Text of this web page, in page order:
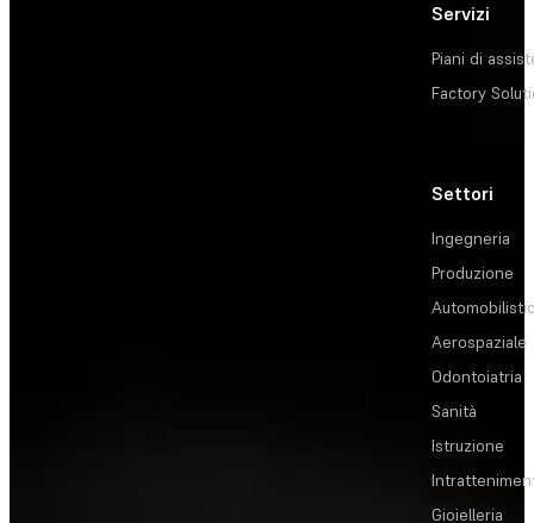
Servizi
Piani di
Factory
Settori
Ingegneria
Produzione
Aerospaziale
Odontoiatria
Sanità
Istruzione
Gioielleria